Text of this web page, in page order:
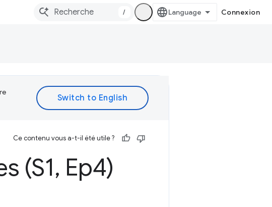
/ Connexion
Ce contenu vous a-t-il été utile ?
(S1, Ep4)